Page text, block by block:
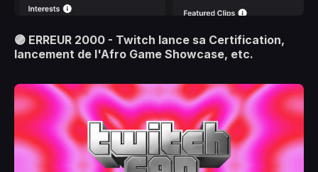
🟣 ERREUR 2000 - Twitch lance sa Certification,
lancement de l'Afro Game Showcase, etc.